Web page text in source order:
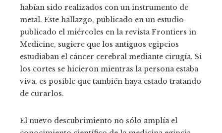
habían sido realizados con un instrumento de
metal. Este hallazgo, publicado en un estudio
publicado el miércoles en la revista Frontiers in
Medicine, sugiere que los antiguos egipcios
estudiaban el cáncer cerebral mediante cirugía. Si
los cortes se hicieron mientras la persona estaba
viva, es posible que también haya estado tratando
de curarlos.
El nuevo descubrimiento no sólo amplía el